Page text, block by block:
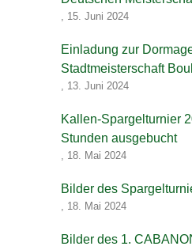
, 15. Juni 2024
Einladung zur
Stadtmeisterschaft
, 13. Juni 2024
Kallen-Spargelturnier
Stunden ausgebucht
, 18. Mai 2024
Bilder des
, 18. Mai 2024
Bilder des 1.